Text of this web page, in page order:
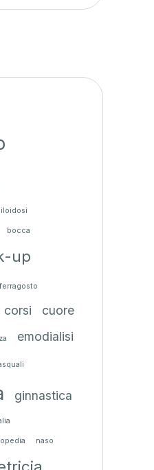
bocca
up
corsi cuore
emodialisi
ginnastica
naso